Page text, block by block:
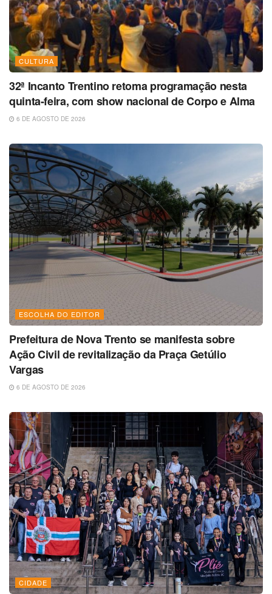
CULTURA
32ª Incanto Trentino retoma programação nesta
quinta-feira, com show nacional de Corpo e Alma
6 DE AGOSTO DE 2026
ESCOLHA DO EDITOR
Prefeitura de Nova Trento se manifesta sobre
Ação Civil de revitalização da Praça Getúlio
Vargas
6 DE AGOSTO DE 2026
CIDADE